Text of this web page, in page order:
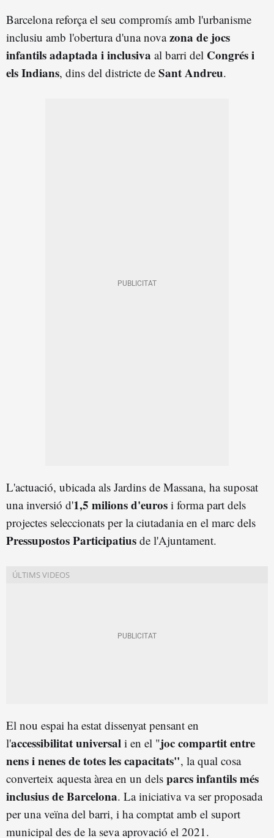
Barcelona reforça el seu compromís amb l'urbanisme
inclusiu amb l'obertura d'una novazona de jocs
infantils adaptada i inclusiva al barri del Congrés i
els Indians, dins del districte de Sant Andreu.
L'actuació, ubicada als Jardins de Massana, ha suposat
una inversió d'1,5 milions d'euros i forma part dels
projectes seleccionats per la ciutadania en el marc dels
Pressupostos Participatius de l'Ajuntament.
El nou espai ha estat dissenyat pensant en
l'accessibilitat universal i en el "joc compartit entre
nens i nenes de totes les capacitats", la qual cosa
converteix aquesta àrea en un dels parcs infantils més
inclusius de Barcelona. La iniciativa va ser proposada
per una veïna del barri, i ha comptat amb el suport
municipal des de la seva aprovació el 2021.